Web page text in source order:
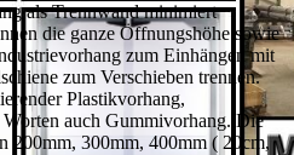
als Trennwand minimiert
die ganze Öffnungshöhe sowie
zum Einhängen mit
zum Verschieben trennen.
Plastikvorhang,
auch Gummivorhang. Die
200mm, 300mm, 400mm ( 20cm,